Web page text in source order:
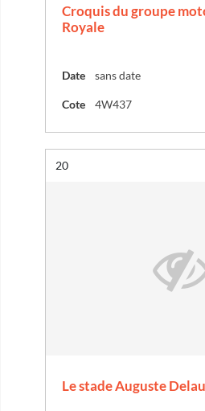
Croquis du groupe
Royale
Date sans date
Cote 4W437
Résultat n°
20
Le stade Auguste